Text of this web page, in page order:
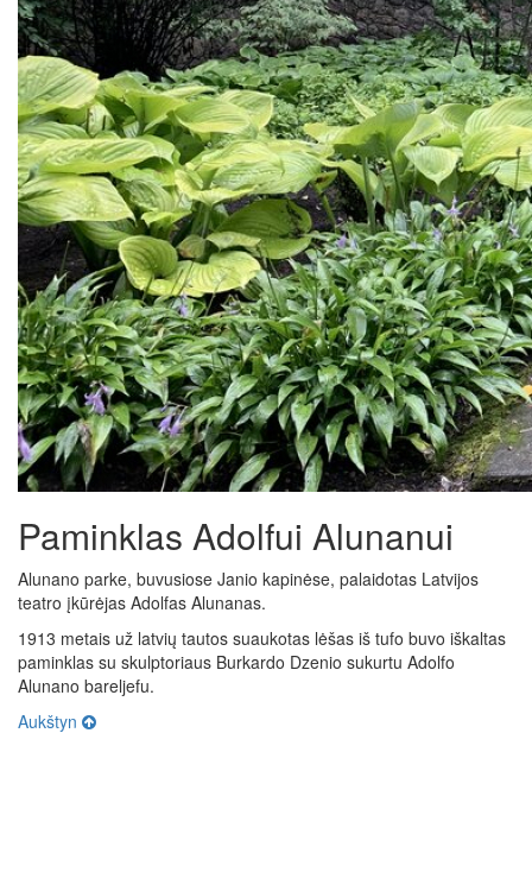
Paminklas Adolfui Alunanui
Alunano parke, buvusiose Janio kapinėse, palaidotas Latvijos
teatro įkūrėjas Adolfas Alunanas.
1913 metais už latvių tautos suaukotas lėšas iš tufo buvo iškaltas
paminklas su skulptoriaus Burkardo Dzenio sukurtu Adolfo
Alunano bareljefu.
Aukštyn